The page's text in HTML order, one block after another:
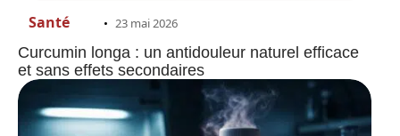
Santé 23 mai 2026
Curcumin longa : un antidouleur naturel efficace
et sans effets secondaires